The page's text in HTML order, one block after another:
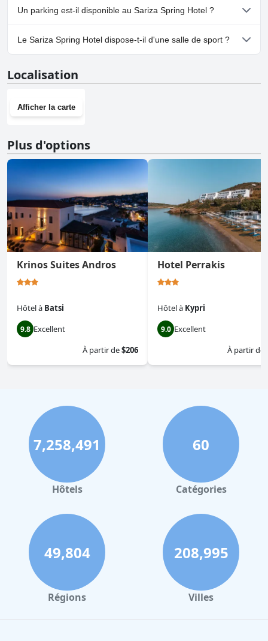
Oui, Sariza Spring Hotel accueille les chiens.
Un parking est-il disponible au Sariza Spring Hotel ?
Oui, un parking est disponible à Sariza Spring Hotel.
Le Sariza Spring Hotel dispose-t-il d'une salle de sport ?
Localisation
Afficher la carte
Plus d'options
Krinos Suites Andros
Hôtelà Batsi
9.8 Excellent
À partir de$206
Hotel Perrakis
Hôtelà Kypri
9.0 Excellent
À partir de
7,258,491
Hôtels
60
Catégories
49,804
Régions
208,995
Villes